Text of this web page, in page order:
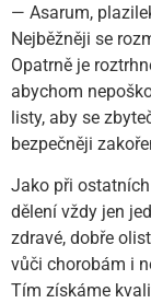
— Asarum,
Nejběžněji se
Opatrně je
abychom
listy, aby se
bezpečněji
Jako při
dělení vždy jen
zdravé, dobře
vůči chorobám i
Tím získáme